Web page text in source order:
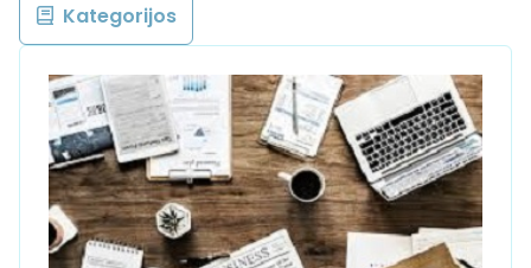
Kategorijos